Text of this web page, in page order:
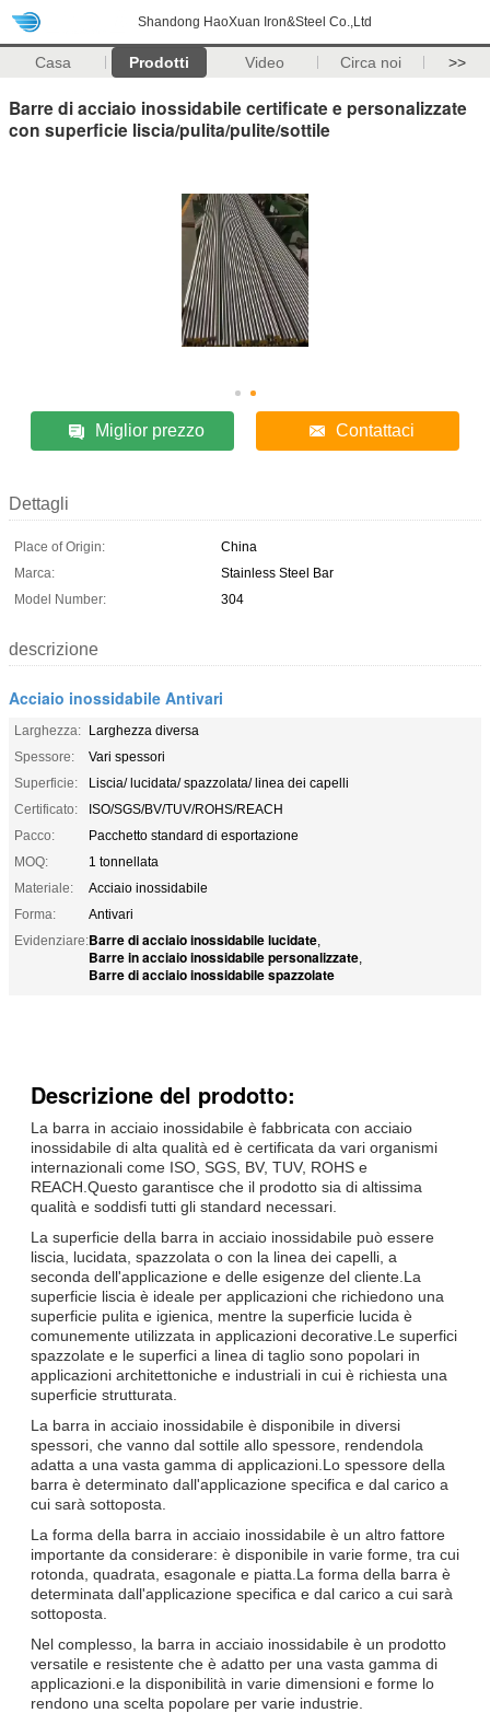
Shandong HaoXuan Iron&Steel Co.,Ltd
Casa Prodotti Video Circa noi >>
Barre di acciaio inossidabile certificate e personalizzate
con superficie liscia/pulita/pulite/sottile
Miglior prezzo Contattaci
Dettagli
Place of Origin:
China
Marca:
Stainless Steel Bar
Model Number:
304
descrizione
Acciaio inossidabile Antivari
Larghezza: Larghezza diversa
Spessore:
Vari spessori
Superficie:
Liscia/ lucidata/ spazzolata/ linea dei capelli
Certificato:
ISO/SGS/BV/TUV/ROHS/REACH
Pacco:
Pacchetto standard di esportazione
MOQ:
1 tonnellata
Materiale:
Acciaio inossidabile
Forma:
Antivari
Evidenziare:Barre di acciaio inossidabile lucidate,
Barre in acciaio inossidabile personalizzate,
Barre di acciaio inossidabile spazzolate
Descrizione del prodotto:
La barra in acciaio inossidabile è fabbricata con acciaio
inossidabile di alta qualità ed è certificata da vari organismi
internazionali come ISO, SGS, BV, TUV, ROHS e
REACH.Questo garantisce che il prodotto sia di altissima
qualità e soddisfi tutti gli standard necessari.
La superficie della barra in acciaio inossidabile può essere
liscia, lucidata, spazzolata o con la linea dei capelli, a
seconda dell'applicazione e delle esigenze del cliente.La
superficie liscia è ideale per applicazioni che richiedono una
superficie pulita e igienica, mentre la superficie lucida è
comunemente utilizzata in applicazioni decorative.Le superfici
spazzolate e le superfici a linea di taglio sono popolari in
applicazioni architettoniche e industriali in cui è richiesta una
superficie strutturata.
La barra in acciaio inossidabile è disponibile in diversi
spessori, che vanno dal sottile allo spessore, rendendola
adatta a una vasta gamma di applicazioni.Lo spessore della
barra è determinato dall'applicazione specifica e dal carico a
cui sarà sottoposta.
La forma della barra in acciaio inossidabile è un altro fattore
importante da considerare: è disponibile in varie forme, tra cui
rotonda, quadrata, esagonale e piatta.La forma della barra è
determinata dall'applicazione specifica e dal carico a cui sarà
sottoposta.
Nel complesso, la barra in acciaio inossidabile è un prodotto
versatile e resistente che è adatto per una vasta gamma di
applicazioni.e la disponibilità in varie dimensioni e forme lo
rendono una scelta popolare per varie industrie.